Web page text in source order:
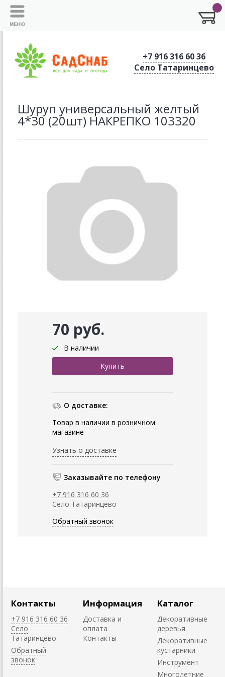
+7 916 316 60 36
Село Татаринцево
Шуруп универсальный желтый
4*30 (20шт) НАКРЕПКО 103320
70 руб.
В наличии
О доставке:
Товар в наличии в розничном
магазине
Узнать о доставке
Заказывайте по телефону
+7 916 316 60 36
Село Татаринцево
Обратный звонок
Контакты
+7 916 316 60 36
Село
Татаринцево
Обратный
звонок
Информация
Доставка и
оплата
Контакты
Каталог
Декоративные
деревья
Декоративные
кустарники
Инструмент
Многолетние